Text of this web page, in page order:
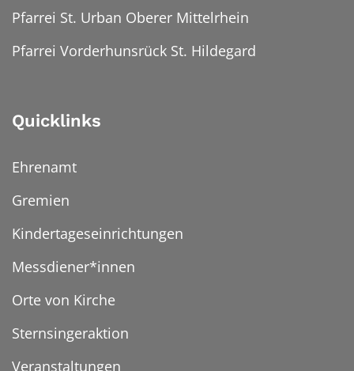
Pfarrei St. Urban Oberer Mittelrhein
Pfarrei Vorderhunsrück St. Hildegard
Quicklinks
Ehrenamt
Gremien
Kindertageseinrichtungen
Messdiener*innen
Orte von Kirche
Sternsingeraktion
Veranstaltungen